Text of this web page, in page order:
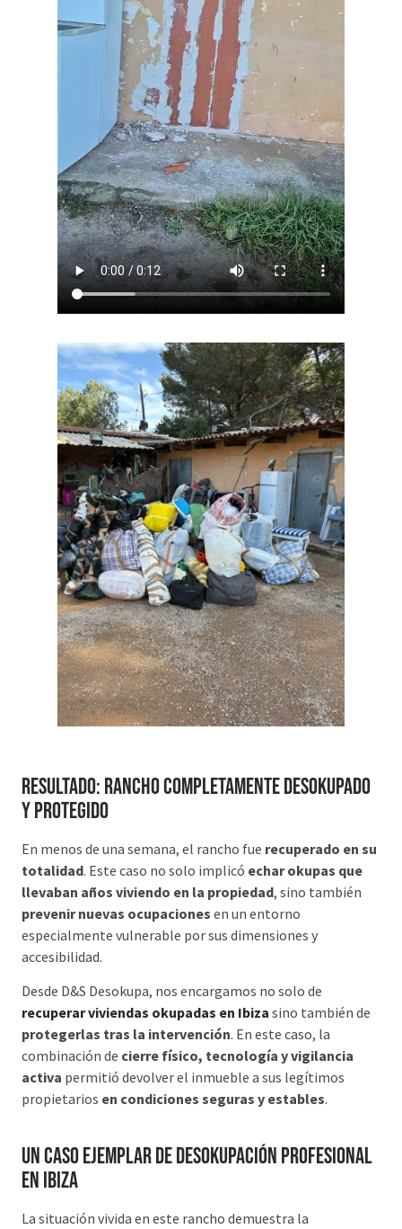
Resultado: rancho completamente desokupado
y protegido
En menos de una semana, el rancho fue recuperado en su
totalidad. Este caso no solo implicó echar okupas que
llevaban años viviendo en la propiedad, sino también
prevenir nuevas ocupaciones en un entorno
especialmente vulnerable por sus dimensiones y
accesibilidad.
Desde D&S Desokupa, nos encargamos no solo de
recuperar viviendas okupadas en Ibiza sino también de
protegerlas tras la intervención. En este caso, la
combinación de cierre físico, tecnología y vigilancia
activa permitió devolver el inmueble a sus legítimos
propietarios en condiciones seguras y estables.
Un caso ejemplar de desokupación profesional
en Ibiza
La situación vivida en este rancho demuestra la